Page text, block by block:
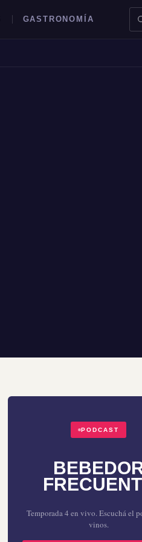
GASTRONOMÍA
PODCAST
Temporada 4 en vivo. Escuchá el
vinos.